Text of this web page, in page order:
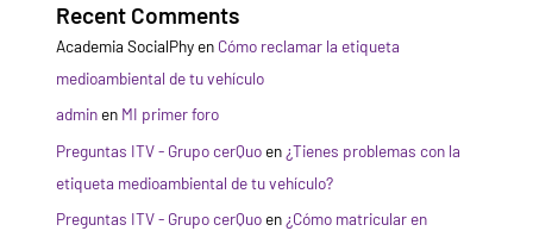
Recent Comments
Academia SocialPhyen Cómo reclamar la etiqueta
medioambiental de tu vehículo
adminen MI primer foro
Preguntas ITV - Grupo cerQuoen ¿Tienes problemas con la
etiqueta medioambiental de tu vehículo?
Preguntas ITV - Grupo cerQuoen ¿Cómo matricular en